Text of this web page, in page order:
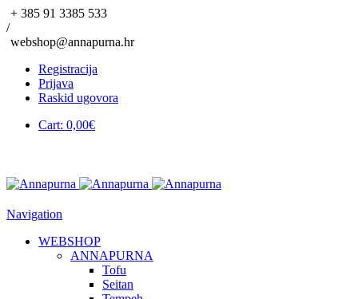
+ 385 91 3385 533
/
webshop@annapurna.hr
Registracija
Prijava
Raskid ugovora
Cart: 0,00€
Navigation
WEBSHOP
ANNAPURNA
Tofu
Seitan